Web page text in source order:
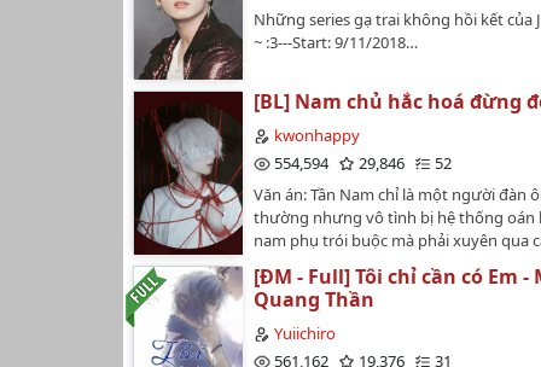
Đang beta.- BẢN EDIT NÀY CHỈ ĐƯỢC
WATTPAD, NẾU XUẤT HIỆN Ở NHỮNG
Những series gạ trai không hồi kết của
~ :3---Start: 9/11/2018…
[BL] Nam chủ hắc hoá đừng
kwonhappy
554,594
29,846
52
Văn án: Tần Nam chỉ là một người đàn
thường nhưng vô tình bị hệ thống oán
nam phụ trói buộc mà phải xuyên qua
cùng các nam chính yêu hận đến
xin các người đừng hắc hóa nữa được
Nam nhìn dây xích trên chân mình bất
lên.Dịu dàng của ngươi khiến ta lưu
rời.Nụ cười của ngươi khiến ta cảm thấy
[ĐM - Full] Tôi chỉ cần có Em -
Quang Thần
Yuiichiro
561,162
19,376 31